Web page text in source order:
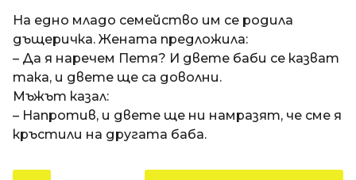
п
р
е
д
и
1
8
о
t
i
На едно младо семейство им се родила
дъщеричка. Жената предложила:
– Да я наречем Петя? И двете баби се казват
така, и двете ще са доволни.
Мъжът казал:
– Напротив, и двете ще ни намразят, че сме я
кръстили на другата баба.